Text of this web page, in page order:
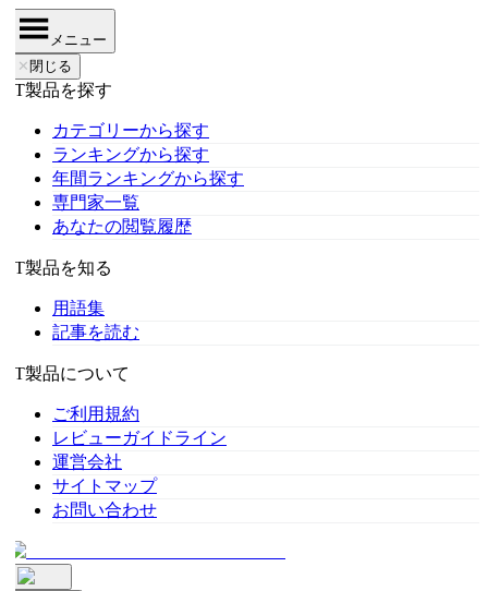
メニュー
閉じる
製品を探す
カテゴリーから探す
ランキングから探す
年間ランキングから探す
専門家一覧
あなたの閲覧履歴
製品を知る
用語集
記事を読む
製品について
ご利用規約
レビューガイドライン
運営会社
サイトマップ
お問い合わせ